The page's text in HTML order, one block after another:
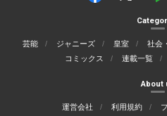
芸能 ジャニーズ 皇室 社会
コミックス
連載一覧
About
運営会社 利用規約